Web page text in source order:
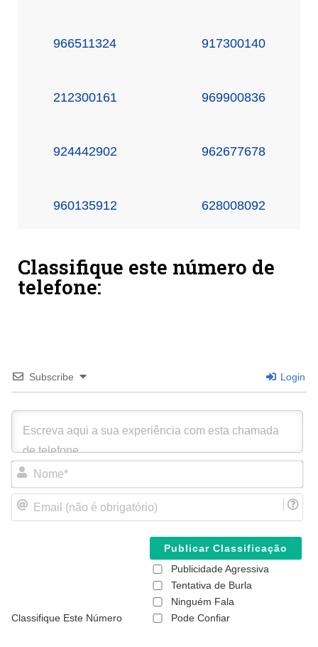
966511324 917300140
212300161 969900836
924442902 962677678
960135912 628008092
Classifique este número de
telefone:
Subscribe Login
N
m
a
Classifique Este Número
Publicidade Agressiva
Tentativa de Burla
Ninguém Fala
Pode Confiar